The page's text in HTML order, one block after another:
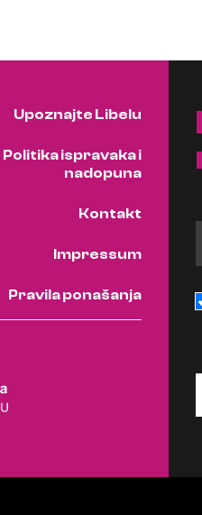
Upoznajte Libelu
Politika ispravaka i
nadopuna
Kontakt
Impressum
Pravila ponašanja